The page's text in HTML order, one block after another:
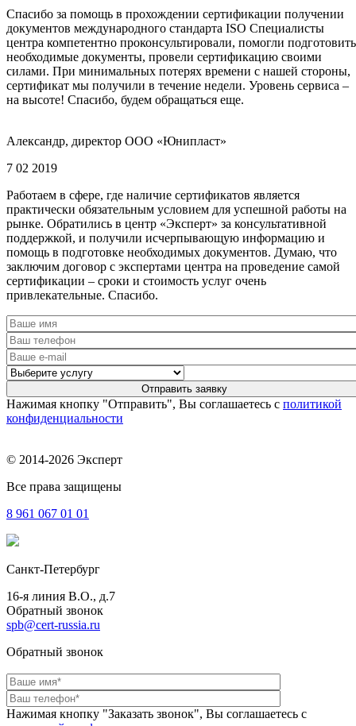
Спасибо за помощь в прохождении сертификации получении
документов международного стандарта ISO Специалисты
центра компетентно проконсультировали, помогли подготовить
необходимые документы, провели сертификацию своими
силами. При минимальных потерях времени с нашей стороны,
сертификат мы получили в течение недели. Уровень сервиса –
на высоте! Спасибо, будем обращаться еще.
Александр, директор ООО «Юнипласт»
7 02 2019
Работаем в сфере, где наличие сертификатов является
практически обязательным условием для успешной работы на
рынке. Обратились в центр «Эксперт» за консультативной
поддержкой, и получили исчерпывающую информацию и
помощь в подготовке необходимых документов. Думаю, что
заключим договор с экспертами центра на проведение самой
сертификации – сроки и стоимость услуг очень
привлекательные. Спасибо.
Нажимая кнопку "Отправить", Вы соглашаетесь с политикой
конфиденциальности
© 2014-2026 Эксперт
Все права защищены
8 961 067 01 01
Санкт-Петербург
16-я линия В.О., д.7
Обратный звонок
spb@cert-russia.ru
Обратный звонок
Нажимая кнопку "Заказать звонок", Вы соглашаетесь с